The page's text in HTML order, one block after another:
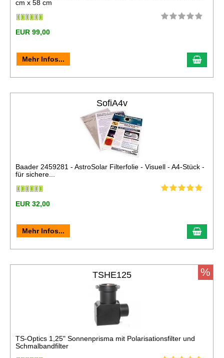
cm x 58 cm
EUR 99,00
Mehr Infos... In
SofiA4v
Baader 2459281 - AstroSolar Filterfolie - Visuell - A4-Stück -
für sichere...
EUR 32,00
Mehr Infos... In
TSHE125
TS-Optics 1,25" Sonnenprisma mit Polarisationsfilter und
Schmalbandfilter
%